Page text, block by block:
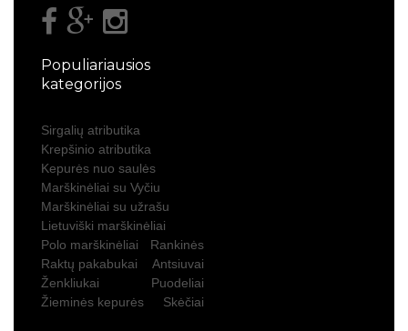
Populiariausios
kategorijos
Sirgalių atributika
Krepšinio atributika
Kepurės nuo saulės
Marškinėliai su Vyčiu
Marškinėliai su užrašu
Lietuviški marškinėliai
Polo marškinėliai
Rankinės
Raktų pakabukai
Antsiuvai
Ženkliukai
Puodeliai
Žieminės kepurės
Skėčiai